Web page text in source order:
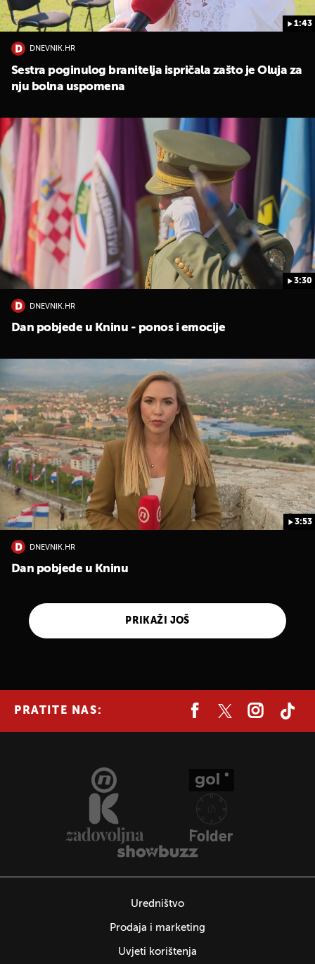
1:43
DNEVNIK.HR
Sestra poginulog branitelja ispričala zašto je Oluja za
nju bolna uspomena
3:30
DNEVNIK.HR
Dan pobjede u Kninu - ponos i emocije
3:53
DNEVNIK.HR
Dan pobjede u Kninu
PRIKAŽI JOŠ
PRATITE NAS:
Uredništvo
Prodaja i marketing
Uvjeti korištenja